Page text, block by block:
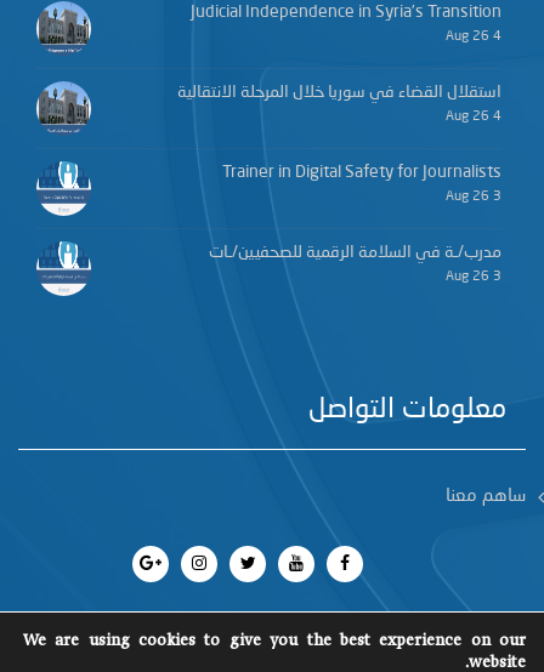
Judicial Independence in Syria’s Transition
4 Aug 26
استقلال القضاء في سوريا خلال المرحلة الانتقالية
4 Aug 26
Trainer in Digital Safety for Journalists
3 Aug 26
مدرب/ـة في السلامة الرقمية للصحفيين/ـات
3 Aug 26
معلومات التواصل
ساهم معنا
We are using cookies to give you the best experience on our
website.